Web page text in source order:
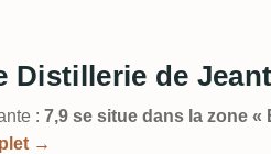
Distillerie de
: 7,9 se situe dans la zone «
→